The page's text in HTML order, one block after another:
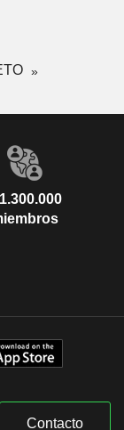
Contacto